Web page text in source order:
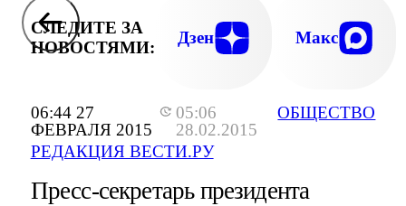
06:44 27
ФЕВРАЛЯ 2015
05:06
28.02.2015
РЕДАКЦИЯ ВЕСТИ.РУ
ОБЩЕСТВО
СЛЕДИТЕ ЗА
НОВОСТЯМИ:
Дзен Макс
Пресс-секретарь президента